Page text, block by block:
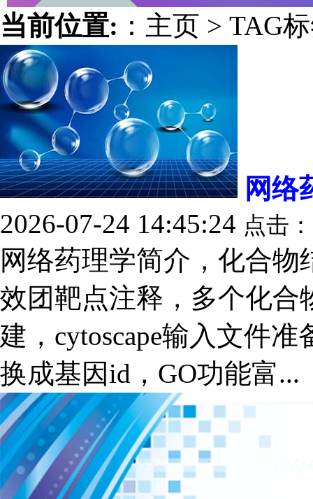
当前位置: ： 主页 > TAG
网络
2026-07-24 14:45:24 点击：
网络药理学简介，化合
效团靶点注释，多个化合
建，cytoscape输入文件
换成基因id，GO功能富...